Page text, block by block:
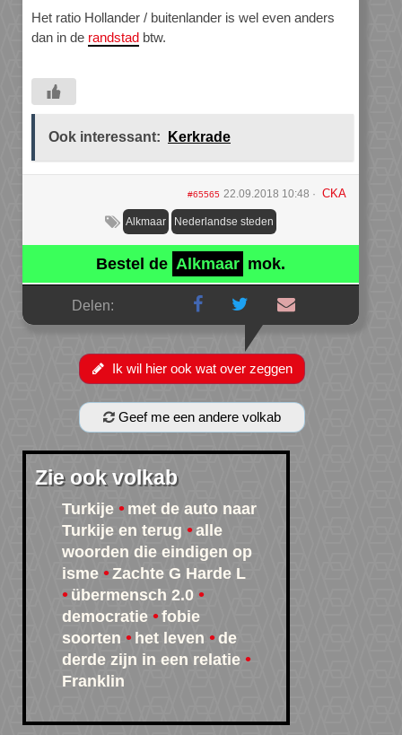
Het ratio Hollander / buitenlander is wel even anders
dan in de randstad btw.
Ook interessant: Kerkrade
#65565 22.09.2018 10:48 CKA
Alkmaar Nederlandse steden
Bestel de Alkmaar mok.
Delen:
Ik wil hier ook wat over zeggen
Geef me een andere volkab
Zie ook volkab
Turkije
met de auto naar
Turkije en terug
alle
woorden die eindigen op
isme
Zachte G Harde L
übermensch 2.0
democratie
fobie
soorten
het leven
de
derde zijn in een relatie
Franklin